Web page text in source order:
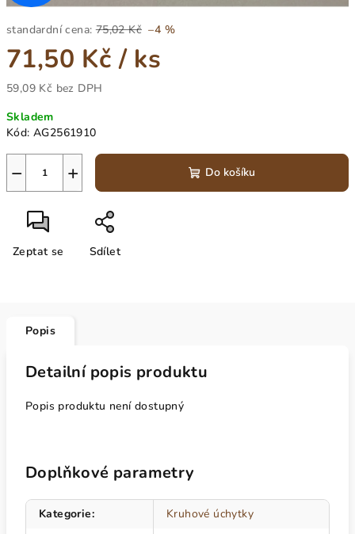
standardní cena: 75,02 Kč –4 %
71,50 Kč/ ks
59,09 Kč bez DPH
cena:
Skladem
Kód: AG2561910
+
− Do košíku
Zeptat se Sdílet
Popis
Detailní popis produktu
Popis produktu není dostupný
Doplňkové parametry
Kategorie:
Kruhové úchytky